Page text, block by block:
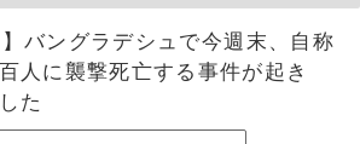
バングラデシュで今週末、自称
人に襲撃死亡する事件が起き
た